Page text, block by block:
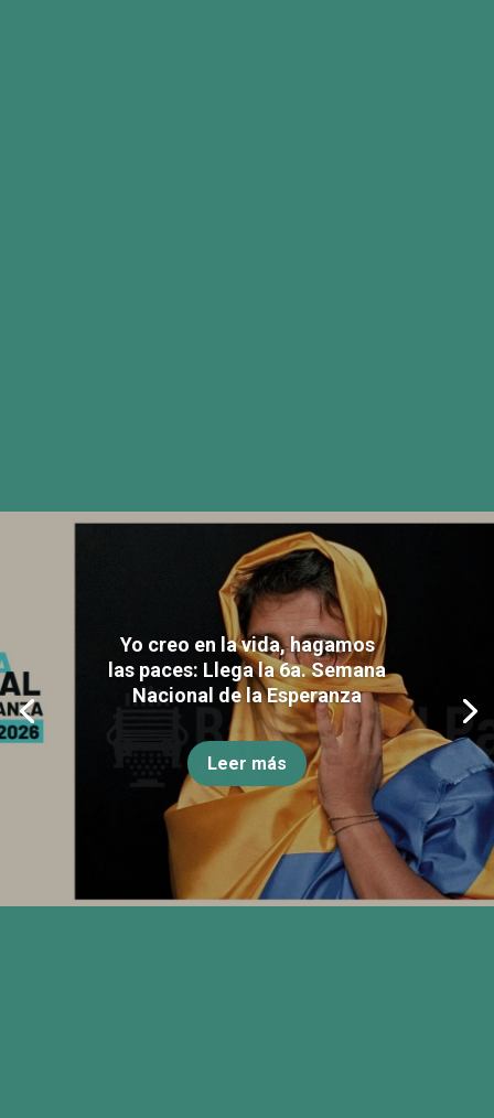
Yo creo en la vida, hagamos
las paces: Llega la 6a. Semana
Nacional de la Esperanza
Leer más